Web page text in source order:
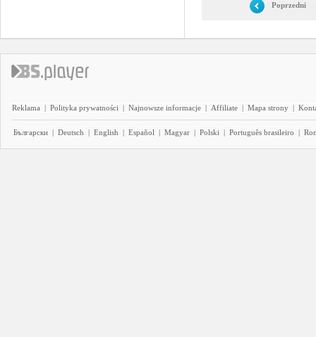
Poprzedni
Reklama | Polityka prywatności | Najnowsze informacje | Affiliate | Mapa strony |
Български | Deutsch | English | Español | Magyar | Polski | Português brasileiro |